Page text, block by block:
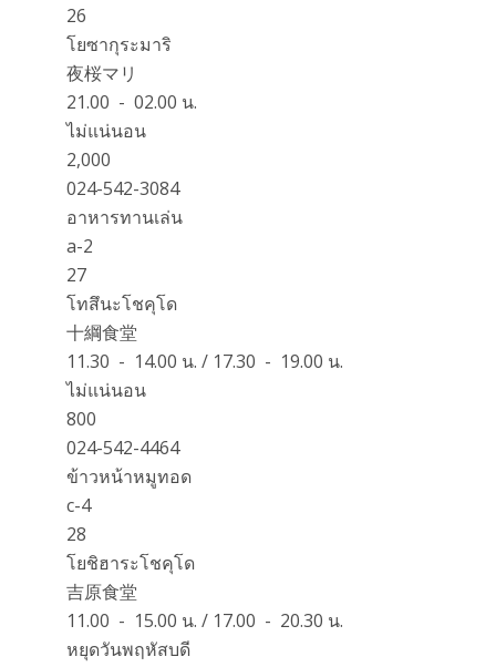
26
โยซากุระมาริ
夜桜マリ
21.00 - 02.00 น.
ไม่แน่นอน
2,000
024-542-3084
อาหารทานเล่น
a-2
27
โทสึนะโชคุโด
十綱食堂
11.30 - 14.00 น. / 17.30 - 19.00 น.
ไม่แน่นอน
800
024-542-4464
ข้าวหน้าหมูทอด
c-4
28
โยชิฮาระโชคุโด
吉原食堂
11.00 - 15.00 น. / 17.00 - 20.30 น.
หยุดวันพฤหัสบดี